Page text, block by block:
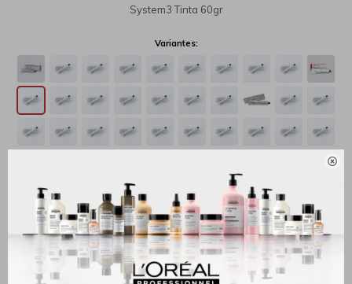

System3 Tinta 60gr
Variantes:
MÉTODOS Y COSTOS DE ENVÍO
Productos que te pueden interesar